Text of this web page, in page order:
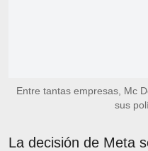
Entre tantas empresas, Mc
sus
La decisión de Meta